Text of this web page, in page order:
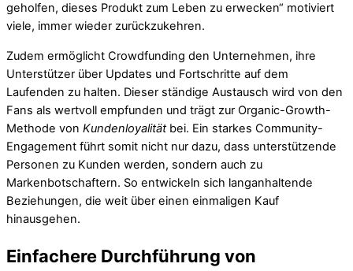
geholfen, dieses Produkt zum Leben zu erwecken“ motiviert
viele, immer wieder zurückzukehren.
Zudem ermöglicht Crowdfunding den Unternehmen, ihre
Unterstützer über Updates und Fortschritte auf dem
Laufenden zu halten. Dieser ständige Austausch wird von den
Fans als wertvoll empfunden und trägt zur Organic-Growth-
Methode von Kundenloyalitätbei. Ein starkes Community-
Engagement führt somit nicht nur dazu, dass unterstützende
Personen zu Kunden werden, sondern auch zu
Markenbotschaftern. So entwickeln sich langanhaltende
Beziehungen, die weit über einen einmaligen Kauf
hinausgehen.
Einfachere Durchführung von